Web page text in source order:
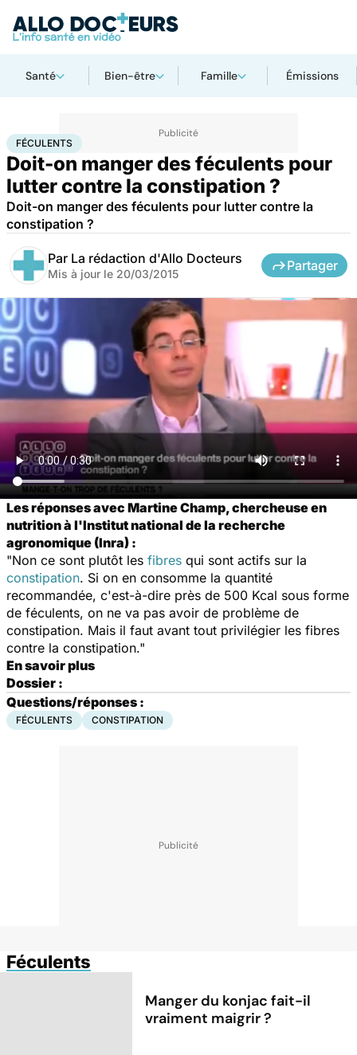
Santé Bien-être Famille Émissions
Accueil Santé Féculents
FÉCULENTS
Doit-on manger des féculents pour
lutter contre la constipation ?
Doit-on manger des féculents pour lutter contre la
constipation ?
Par La rédaction d'Allo Docteurs
Mis à jour le 20/03/2015
Partager
Les réponses avec Martine Champ, chercheuse en
nutrition à l'Institut national de la recherche
agronomique (Inra) :
"Non ce sont plutôt les fibres qui sont actifs sur la
constipation. Si on en consomme la quantité
recommandée, c'est-à-dire près de 500 Kcal sous forme
de féculents, on ne va pas avoir de problème de
constipation. Mais il faut avant tout privilégier les fibres
contre la constipation."
En savoir plus
Dossier :
Questions/réponses :
FÉCULENTS CONSTIPATION
Féculents
Manger du konjac fait-il
vraiment maigrir ?